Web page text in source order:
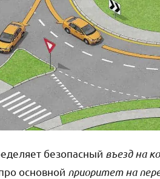
безопасный въезд на
основной приоритет на